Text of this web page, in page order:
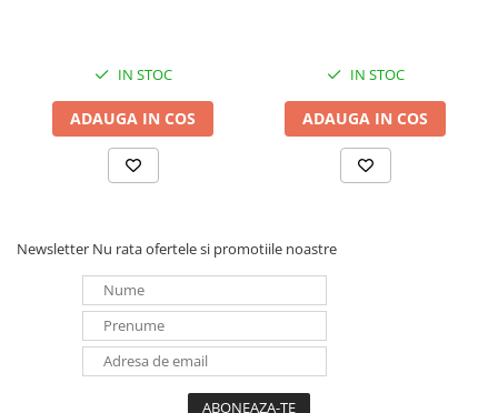
Sisteme de management (BMS)
Redresoare, incarcatoare si testere
Redresoare auto, moto, barci si
UPS pentru centrale termice si
sisteme de urgenta - acumulator
UPS Calculatoare si Servere
UPS Trifazat
Stabilizatoare Tensiune
PDUs unitati de distributie a
IN STOC
ADAUGA IN COS
IN STOC
ADAUGA IN COS
Newsletter Nu rata ofertele si promotiile noastre